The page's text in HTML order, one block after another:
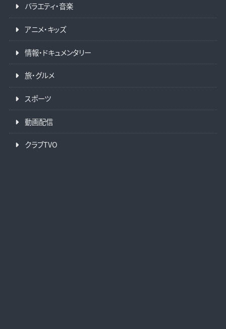
バラエティ・音楽
アニメ・キッズ
情報・ドキュメンタリー
旅・グルメ
スポーツ
動画配信
クラブTVO